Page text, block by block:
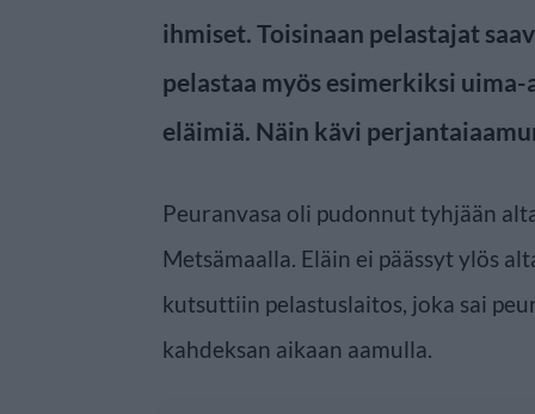
ihmiset. Toisinaan pelastajat
pelastaa myös esimerkiksi
eläimiä. Näin kävi
Peuranvasa oli pudonnut tyhjään
Metsämaalla. Eläin ei päässyt ylös
kutsuttiin pelastuslaitos, joka sai
kahdeksan aikaan aamulla.